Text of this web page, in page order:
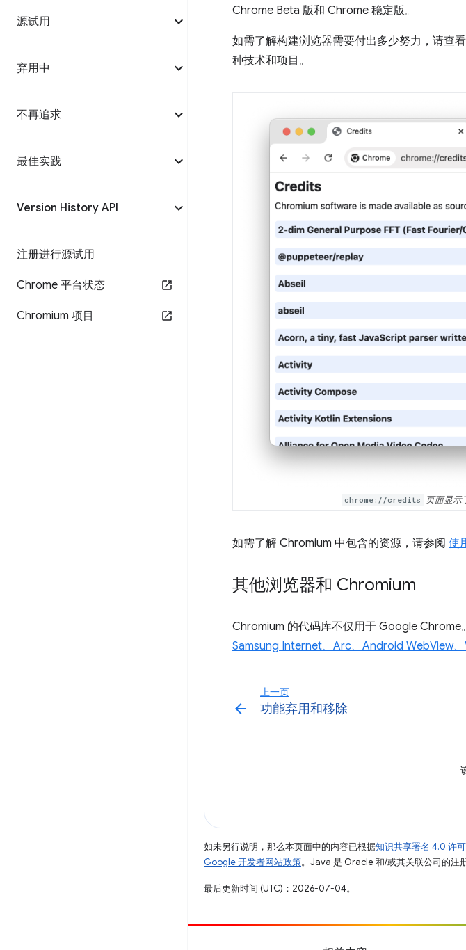
源试用
弃用中
不再追求
最佳实践
Version History API
注册进行源试用
Chrome 平台状态
Chromium 项目
Chrome Beta 版和 Chrome 稳定版。
如需了解构建浏览器需要付出多少努力，请查看
种技术和项目。
chrome://credits 页面显示
如需了解 Chromium 中包含的资源，请参阅 使
其他浏览器和 Chromium
Chromium 的代码库不仅用于 Google Chrome。
Samsung Internet、Arc、Android WebView、
上一页
arrow_back 功能弃用和移除
如未另行说明，那么本页面中的内容已根据知识共享署名 4.0 许可
Google 开发者网站政策。Java 是 Oracle 和/或其关联公司的注册
最后更新时间 (UTC)：2026-07-04。